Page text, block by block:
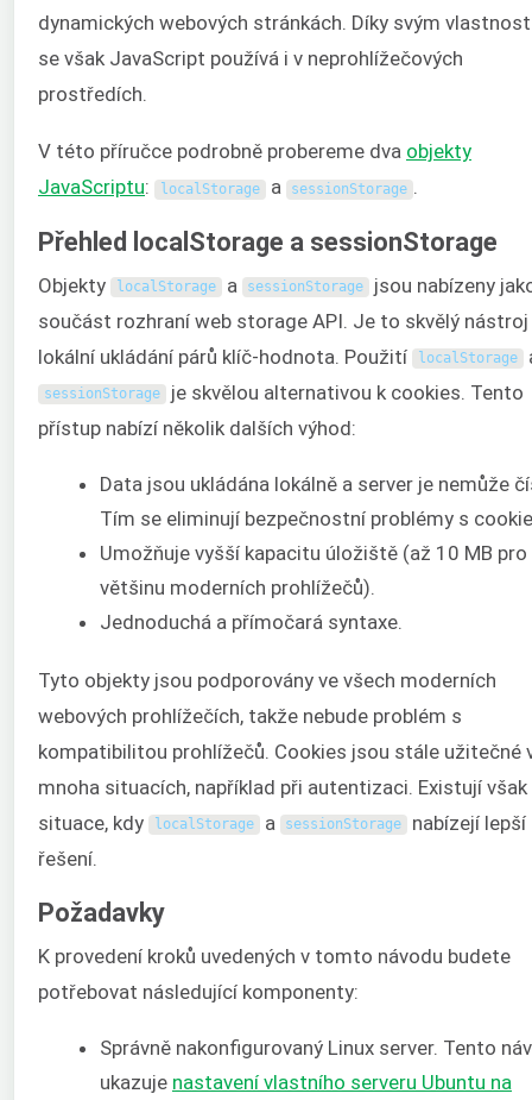
dynamických webových stránkách. Díky svým
se však JavaScript používá i v neprohlížečových
prostředích.
V této příručce podrobně probereme dva objekty
JavaScriptu: localStorage a sessionStorage .
Přehled localStorage a sessionStorage
Objekty localStorage a sessionStorage
jsou nabízeny
součást rozhraní web storage API. Je to skvělý
lokální ukládání párů klíč-hodnota. Použití
localStorage
sessionStorage je skvělou alternativou k cookies. Tento
přístup nabízí několik dalších výhod:
Data jsou ukládána lokálně a server je nemůže
Tím se eliminují bezpečnostní problémy s
Umožňuje vyšší kapacitu úložiště (až 10 MB pro
většinu moderních prohlížečů).
Jednoduchá a přímočará syntaxe.
Tyto objekty jsou podporovány ve všech moderních
webových prohlížečích, takže nebude problém s
kompatibilitou prohlížečů. Cookies jsou stále užitečné
mnoha situacích, například při autentizaci. Existují však
situace, kdy
localStorage a sessionStorage
nabízejí lepší
řešení.
Požadavky
K provedení kroků uvedených v tomto návodu budete
potřebovat následující komponenty:
Správně nakonfigurovaný Linux server. Tento
ukazuje nastavení vlastního serveru Ubuntu na